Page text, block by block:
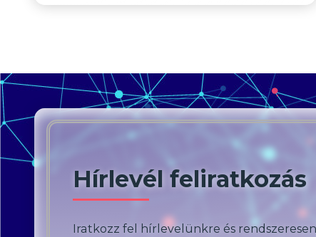
Hírlevél feliratkozás
Iratkozz fel hírlevelünkre és